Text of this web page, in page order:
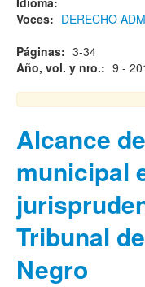
Voces: DERECHO
Páginas: 3-34
Año, vol. y nro.: 9 -
Alcance
municipal
Tribunal
Negro